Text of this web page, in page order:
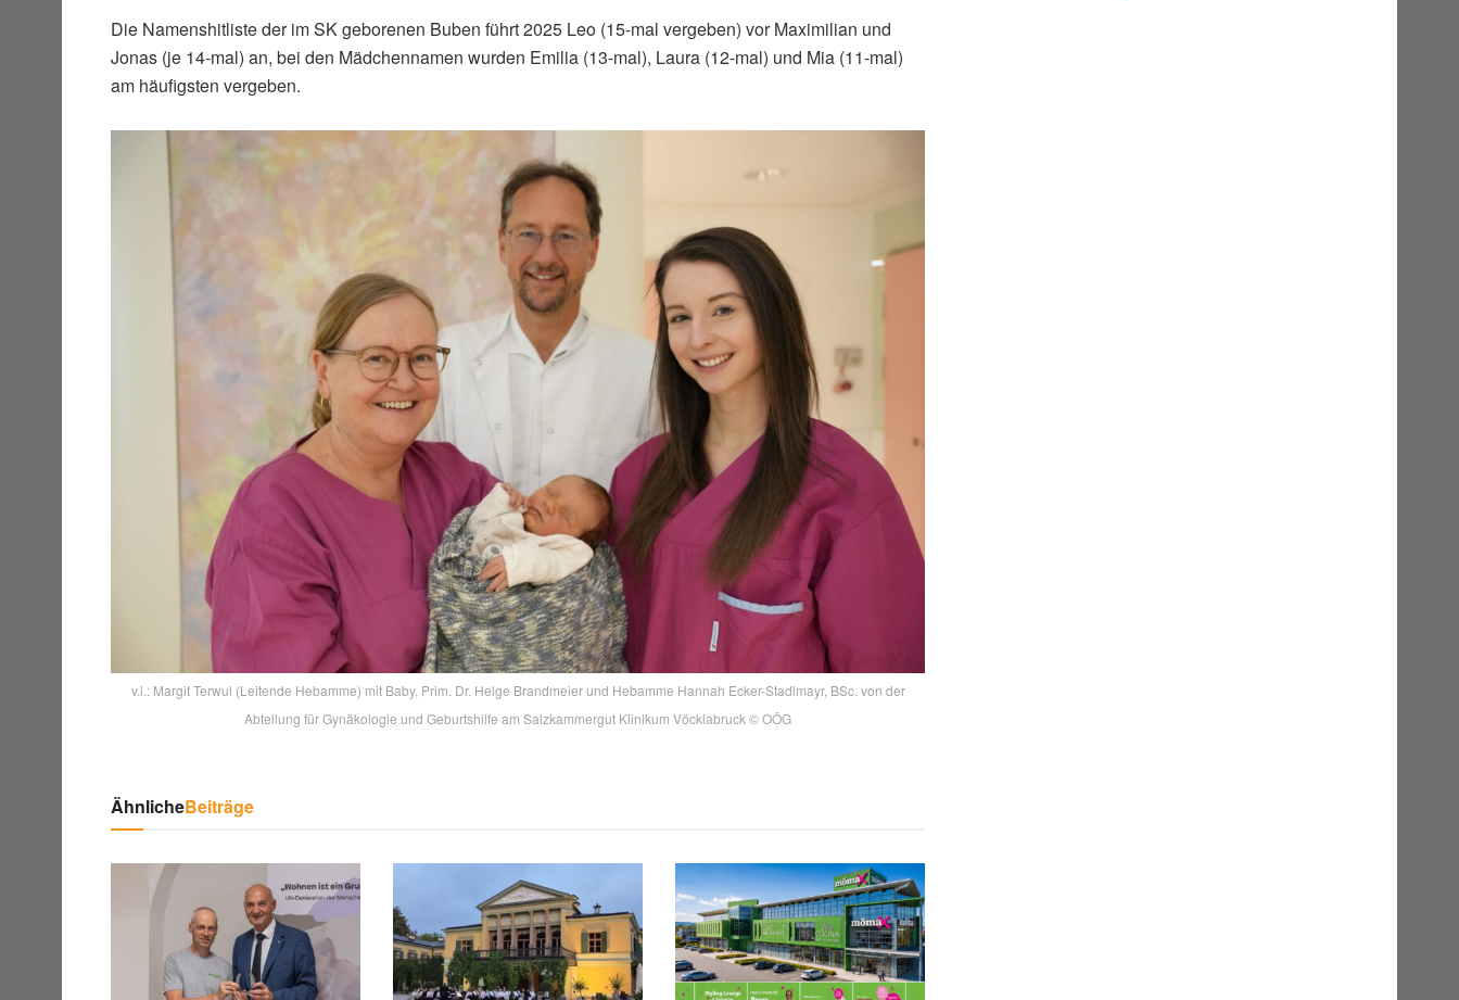
Die Namenshitliste der im SK geborenen Buben führt 2025 Leo (15-mal vergeben) vor Maximilian und
Jonas (je 14-mal) an, bei den Mädchennamen wurden Emilia (13-mal), Laura (12-mal) und Mia (11-mal)
am häufigsten vergeben.
v.l.: Margit Terwul (Leitende Hebamme) mit Baby, Prim. Dr. Helge Brandmeier und Hebamme Hannah Ecker-Stadlmayr, BSc. von der
Abteilung für Gynäkologie und Geburtshilfe am Salzkammergut Klinikum Vöcklabruck © OÖG
ÄhnlicheBeiträge